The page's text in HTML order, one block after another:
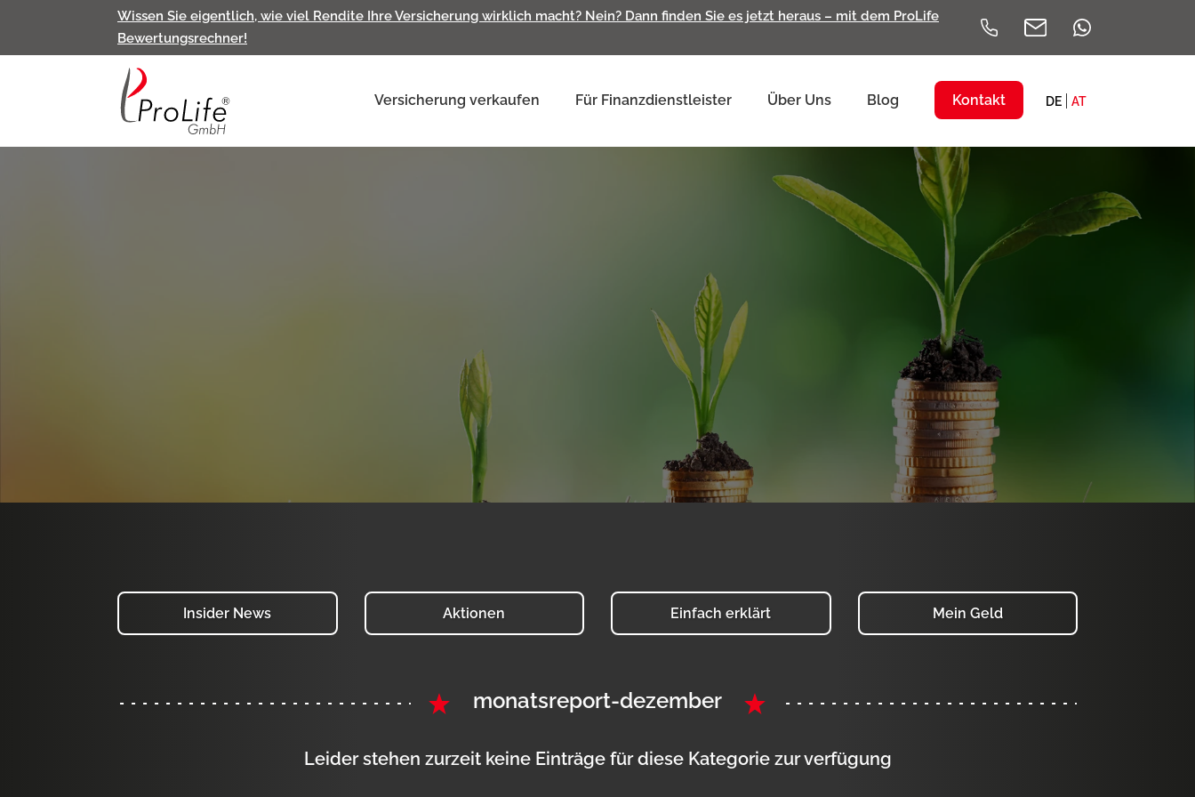
Wissen Sie eigentlich, wie viel Rendite Ihre Versicherung wirklich macht? Nein? Dann finden Sie es jetzt heraus – mit dem ProLife
Bewertungsrechner!
Versicherung verkaufen Für Finanzdienstleister Über Uns Blog Kontakt DE AT
Insider News Aktionen Einfach erklärt Mein Geld
monatsreport-dezember
Leider stehen zurzeit keine Einträge für diese Kategorie zur verfügung